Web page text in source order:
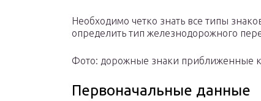
Необходимо четко знать все типы
определить тип железнодорожного
Фото: дорожные знаки приближенные
Первоначальные данные